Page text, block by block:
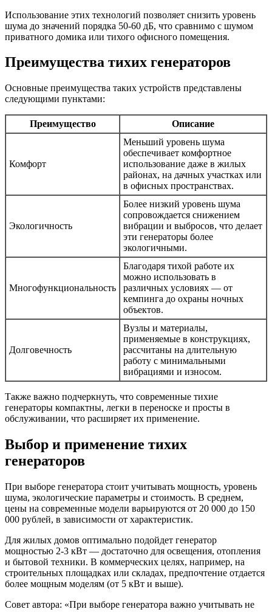
Использование этих технологий позволяет снизить уровень
шума до значений порядка 50-60 дБ, что сравнимо с шумом
приватного домика или тихого офисного помещения.
Преимущества тихих генераторов
Основные преимущества таких устройств представлены
следующими пунктами:
Преимущество Описание
Комфорт
Меньший уровень шума
обеспечивает комфортное
использование даже в жилых
районах, на дачных участках или
в офисных пространствах.
Экологичность
Более низкий уровень шума
сопровождается снижением
вибрации и выбросов, что делает
эти генераторы более
экологичными.
Многофункциональность
Благодаря тихой работе их
можно использовать в
различных условиях — от
кемпинга до охраны ночных
объектов.
Долговечность
Вузлы и материалы,
применяемые в конструкциях,
рассчитаны на длительную
работу с минимальными
вибрациями и износом.
Также важно подчеркнуть, что современные тихие
генераторы компактны, легки в переноске и просты в
обслуживании, что расширяет их применение.
Выбор и применение тихих
генераторов
При выборе генератора стоит учитывать мощность, уровень
шума, экологические параметры и стоимость. В среднем,
цены на современные модели варьируются от 20 000 до 150
000 рублей, в зависимости от характеристик.
Для жилых домов оптимально подойдет генератор
мощностью 2-3 кВт — достаточно для освещения, отопления
и бытовой техники. В коммерческих целях, например, на
строительных площадках или складах, предпочтение отдается
более мощным моделям (от 5 кВт и выше).
Совет автора: «При выборе генератора важно учитывать не